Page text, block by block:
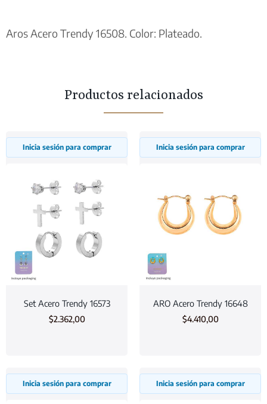
Aros Acero Trendy 16508. Color: Plateado.
Productos relacionados
Inicia sesión para comprar
Set Acero Trendy 16573
$2.362,00
Inicia sesión para comprar
ARO Acero Trendy 16648
$4.410,00
Inicia sesión para comprar Inicia sesión para comprar